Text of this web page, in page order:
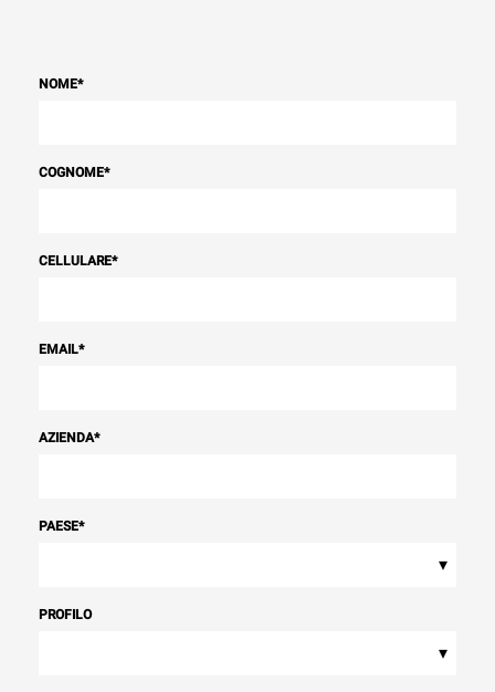
NOME*
COGNOME*
CELLULARE*
EMAIL*
AZIENDA*
PAESE*
▾
PROFILO
▾